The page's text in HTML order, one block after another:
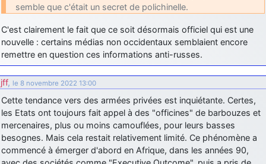
semble que c'était un secret de polichinelle.
C'est clairement le fait que ce soit désormais officiel qui est une
nouvelle : certains médias non occidentaux semblaient encore
remettre en question ces informations anti-russes.
jff, le 8 novembre 2022 13:00
Cette tendance vers des armées privées est inquiétante. Certes,
les Etats ont toujours fait appel à des "officines" de barbouzes et
mercenaires, plus ou moins camouflées, pour leurs basses
besognes. Mais cela restait relativement limité. Ce phénomène a
commencé à émerger d'abord en Afrique, dans les années 90,